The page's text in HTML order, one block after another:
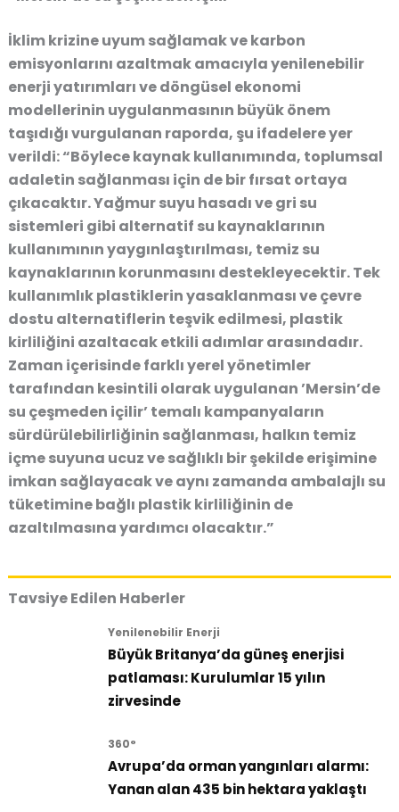
İklim krizine uyum sağlamak ve karbon
emisyonlarını azaltmak amacıyla yenilenebilir
enerji yatırımları ve döngüsel ekonomi
modellerinin uygulanmasının büyük önem
taşıdığı vurgulanan raporda, şu ifadelere yer
verildi: “Böylece kaynak kullanımında, toplumsal
adaletin sağlanması için de bir fırsat ortaya
çıkacaktır. Yağmur suyu hasadı ve gri su
sistemleri gibi alternatif su kaynaklarının
kullanımının yaygınlaştırılması, temiz su
kaynaklarının korunmasını destekleyecektir. Tek
kullanımlık plastiklerin yasaklanması ve çevre
dostu alternatiflerin teşvik edilmesi, plastik
kirliliğini azaltacak etkili adımlar arasındadır.
Zaman içerisinde farklı yerel yönetimler
tarafından kesintili olarak uygulanan ’Mersin’de
su çeşmeden içilir’ temalı kampanyaların
sürdürülebilirliğinin sağlanması, halkın temiz
içme suyuna ucuz ve sağlıklı bir şekilde erişimine
imkan sağlayacak ve aynı zamanda ambalajlı su
tüketimine bağlı plastik kirliliğinin de
azaltılmasına yardımcı olacaktır.”
Tavsiye Edilen Haberler
Yenilenebilir Enerji
Büyük Britanya’da güneş enerjisi
patlaması: Kurulumlar 15 yılın
zirvesinde
360°
Avrupa’da orman yangınları alarmı:
Yanan alan 435 bin hektara yaklaştı